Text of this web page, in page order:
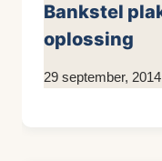
Bankstel
oplossing
Door
29 september, 2014